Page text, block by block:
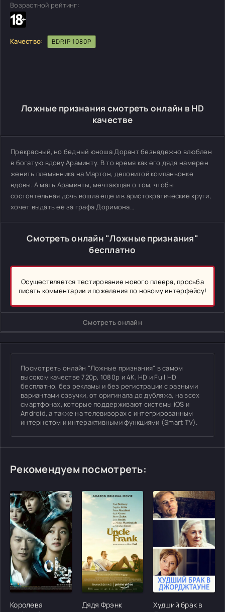
Возрастной рейтинг:
Качество: BDRIP 1080P
Ложные признания смотреть онлайн в HD
качестве
Прекрасный, но бедный юноша Дорант безнадежно влюблен
в богатую вдову Араминту. В то время как его дядя намерен
женить племянника на Мартон, деловитой компаньонке
вдовы. А мать Араминты, мечтающая о том, чтобы
состоятельная дочь вошла еще и в аристократические круги,
хочет выдать ее за графа Доримона…
Смотреть онлайн "Ложные признания"
бесплатно
Осуществляется тестирование нового плеера, просьба
писать комментарии и пожелания по новому интерфейсу!
Смотреть онлайн
Посмотреть онлайн "Ложные признания" в самом
высоком качестве 720p, 1080p и 4K, HD и Full HD
бесплатно, без рекламы и без регистрации с разными
вариантами озвучки, от оригинала до дубляжа, на всех
смартфонах, которые поддерживают системы iOS и
Android, а также на телевизорах с интегрированным
интернетом и интерактивными функциями (Smart TV).
Рекомендуем посмотреть:
[/xfgiven_cvh_poster_urlcvh_poster_url]
Королева
[/xfgiven_cvh_poster_urlcvh_poster_url]
Дядя Фрэнк
[/
Худший брак в